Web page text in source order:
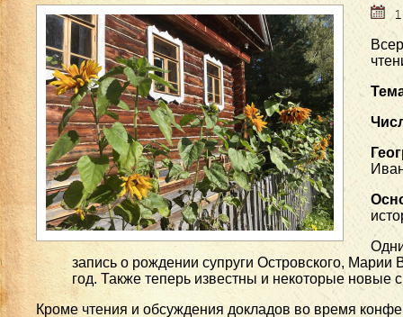
запись о рождении супруги Островского,
год. Также теперь известны и некоторые
Кроме чтения и обсуждения докладов во время